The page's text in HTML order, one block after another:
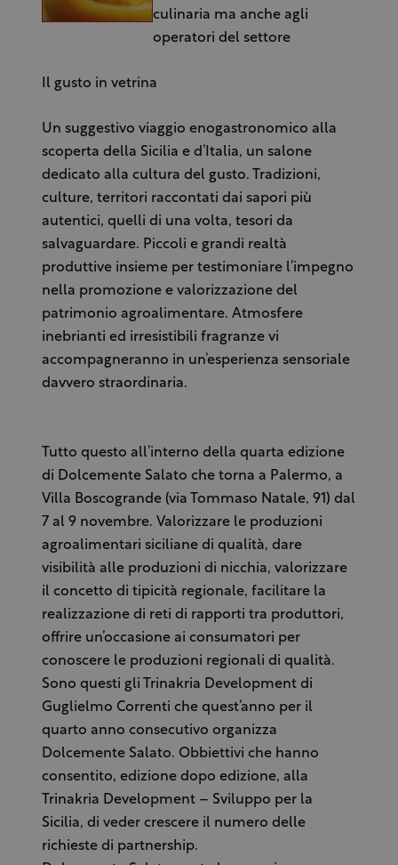
culinaria ma anche agli
operatori del settore
Il gusto in vetrina
Un suggestivo viaggio enogastronomico alla
scoperta della Sicilia e d’Italia, un salone
dedicato alla cultura del gusto. Tradizioni,
culture, territori raccontati dai sapori più
autentici, quelli di una volta, tesori da
salvaguardare. Piccoli e grandi realtà
produttive insieme per testimoniare l’impegno
nella promozione e valorizzazione del
patrimonio agroalimentare. Atmosfere
inebrianti ed irresistibili fragranze vi
accompagneranno in un’esperienza sensoriale
davvero straordinaria.
Tutto questo all’interno della quarta edizione
di Dolcemente Salato che torna a Palermo, a
Villa Boscogrande (via Tommaso Natale, 91) dal
7 al 9 novembre. Valorizzare le produzioni
agroalimentari siciliane di qualità, dare
visibilità alle produzioni di nicchia, valorizzare
il concetto di tipicità regionale, facilitare la
realizzazione di reti di rapporti tra produttori,
offrire un’occasione ai consumatori per
conoscere le produzioni regionali di qualità.
Sono questi gli Trinakria Development di
Guglielmo Correnti che quest’anno per il
quarto anno consecutivo organizza
Dolcemente Salato. Obbiettivi che hanno
consentito, edizione dopo edizione, alla
Trinakria Development – Sviluppo per la
Sicilia, di veder crescere il numero delle
richieste di partnership.